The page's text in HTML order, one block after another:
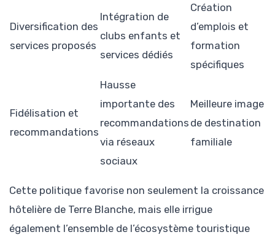
Diversification des
services proposés
Intégration de
clubs enfants et
services dédiés
Création
d’emplois et
formation
spécifiques
Fidélisation et
recommandations
Hausse
importante des
recommandations
via réseaux
sociaux
Meilleure image
de destination
familiale
Cette politique favorise non seulement la croissance
hôtelière de Terre Blanche, mais elle irrigue
également l’ensemble de l’écosystème touristique